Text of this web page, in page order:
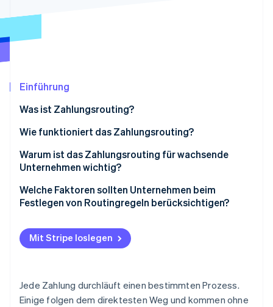
Identity
Online-Identitätsprüfung
Stripe-Sessions 2026
Erfahren Sie, wie Stripe Lösungen für die
Jetzt ansehen
Einführung
Was ist Zahlungsrouting?
Wie funktioniert das Zahlungsrouting?
Warum ist das Zahlungsrouting für wachsende
Unternehmen wichtig?
Mehr erfolgreiche Zahlungen
Resilienz aufbauen
Weniger Gebühren
Schutz des Kundenerlebnisses
Welche Faktoren sollten Unternehmen beim
Festlegen von Routingregeln berücksichtigen?
Standort
Währung
Transaktionswert und -risiko
Mit Stripe loslegen
Jede Zahlung durchläuft einen bestimmten Prozess.
Einige folgen dem direktesten Weg und kommen ohne